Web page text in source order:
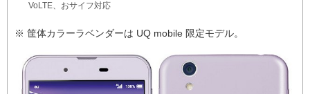
VoLTE、おサイフ対応
※ 筐体カラーラベンダーは UQ mobile 限定モデル。